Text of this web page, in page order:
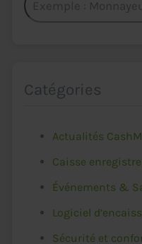
Catégories
Actualités
Caisse
Événements &
Logiciel
Sécurité et